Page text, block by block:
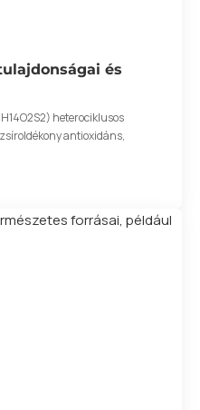
és
heterociklusos
antioxidáns,